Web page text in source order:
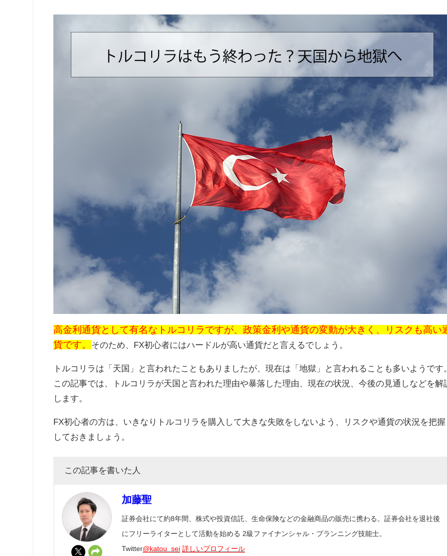
高金利通貨として有名なトルコリラですが、政策金利や通貨の変動が大きく、リスクも高い
貨です。
そのため、 FX初心者にはハードルが高い通貨だと言えるでしょう。
トルコリラは「天国」と言われたこともありましたが、現在は「地獄」と言われることも多いようです
この記事では、トルコリラが天国と言われた理由や暴落した理由、現在の状況、今後の見通しなどを解
します。
FX初心者の方は、いきなりトルコリラを購入して大きな失敗をしないよう、リスクや通貨の状況を把握
しておきましょう。
この記事を書いた人
加藤聖
証券会社にて約8年間、株式や投資信託、生命保険などの金融商品の販売に携わる。証券会社を退社後
にフリーライターとして活動を始める 2級ファイナンシャル・プランニング技能士。
Twitter@katou_sei 詳しいプロフィール